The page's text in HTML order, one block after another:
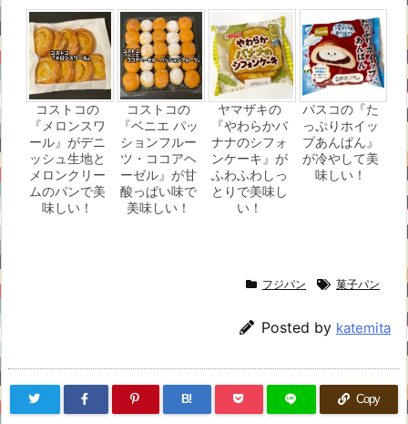
コストコの
『メロンスワ
ール』がデニ
ッシュ生地と
メロンクリー
ムのパンで美
味しい！
コストコの
『ベニエ パッ
ションフルー
ツ・ココアヘ
ーゼル』が甘
酸っぱい味で
美味しい！
ヤマザキの
『やわらかバ
ナナのシフォ
ンケーキ』が
ふわふわしっ
とりで美味し
い！
パスコの『た
っぷりホイッ
プあんぱん』
が冷やして美
味しい！
フジパン 菓子パン
Posted by katemita
B! Copy